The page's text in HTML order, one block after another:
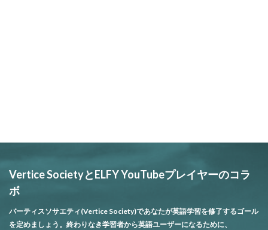
Vertice SocietyとELFY YouTubeプレイヤーのコラ
ボ
バーティスソサエティ(Vertice Society)であなたが英語学習を修了するゴール
を定めましょう。終わりなき学習者から英語ユーザーになるために、